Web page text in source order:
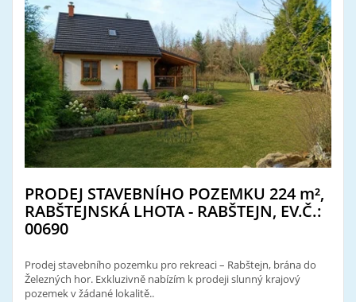
PRODEJ STAVEBNÍHO POZEMKU 224 m²,
RABŠTEJNSKÁ LHOTA - RABŠTEJN, EV.Č.:
00690
Prodej stavebního pozemku pro rekreaci – Rabštejn, brána do
Železných hor. Exkluzivně nabízím k prodeji slunný krajový
pozemek v žádané lokalitě..